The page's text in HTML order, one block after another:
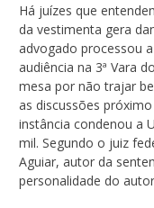
Há juízes que
da vestimenta gera
advogado processou
audiência na 3ª Vara
mesa por não trajar
as discussões
instância condenou a
mil. Segundo o juiz
Aguiar, autor da
personalidade do